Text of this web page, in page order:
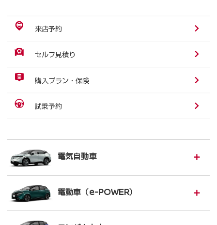
来店予約
セルフ見積り
購入プラン・保険
試乗予約
電気自動車
電動車（e-POWER）